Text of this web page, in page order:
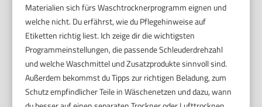
Materialien sich fürs Waschtrocknerprogramm eignen und
welche nicht. Du erfährst, wie du Pflegehinweise auf
Etiketten richtig liest. Ich zeige dir die wichtigsten
Programmeinstellungen, die passende Schleuderdrehzahl
und welche Waschmittel und Zusatzprodukte sinnvoll sind.
Außerdem bekommst du Tipps zur richtigen Beladung, zum
Schutz empfindlicher Teile in Wäschenetzen und dazu, wann